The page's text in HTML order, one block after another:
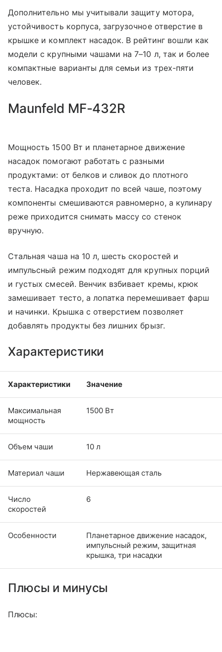
Дополнительно мы учитывали защиту мотора,
устойчивость корпуса, загрузочное отверстие в
крышке и комплект насадок. В рейтинг вошли как
модели с крупными чашами на 7–10 л, так и более
компактные варианты для семьи из трех-пяти
человек.
Maunfeld MF-432R
Мощность 1500 Вт и планетарное движение
насадок помогают работать с разными
продуктами: от белков и сливок до плотного
теста. Насадка проходит по всей чаше, поэтому
компоненты смешиваются равномерно, а кулинару
реже приходится снимать массу со стенок
вручную.
Стальная чаша на 10 л, шесть скоростей и
импульсный режим подходят для крупных порций
и густых смесей. Венчик взбивает кремы, крюк
замешивает тесто, а лопатка перемешивает фарш
и начинки. Крышка с отверстием позволяет
добавлять продукты без лишних брызг.
Характеристики
Характеристики Значение
Максимальная
мощность
1500 Вт
Объем чаши 10 л
Материал чаши Нержавеющая сталь
Число
скоростей
6
Особенности
Планетарное движение насадок,
импульсный режим, защитная
крышка, три насадки
Плюсы и минусы
Плюсы: